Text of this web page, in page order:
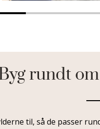
rundt
til, så de passer